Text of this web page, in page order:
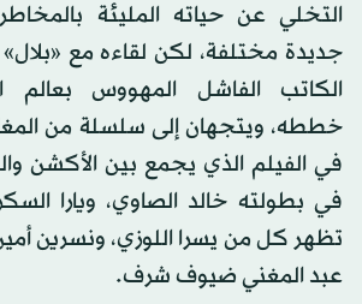
«شاهين» الشهير بـ«صقر»، وهو
التخلي عن حياته المليئة
جديدة مختلفة، لكن لقاءه مع «بلال»
الكاتب الفاشل المهووس بعالم
خططه، ويتجهان إلى سلسلة من
في الفيلم الذي يجمع بين الأكشن
في بطولته خالد الصاوي، ويارا
تظهر كل من يسرا اللوزي، ونسرين